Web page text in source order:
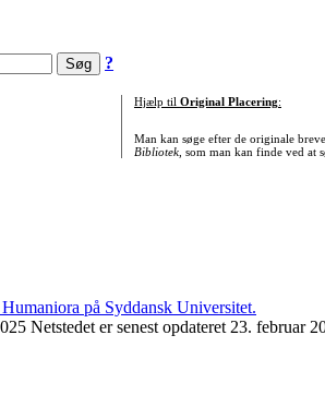
?
Hjælp til Original Placering:
Man kan søge efter de originale
Bibliotek, som man kan finde ved at
Netstedet er senest opdateret 23. februar